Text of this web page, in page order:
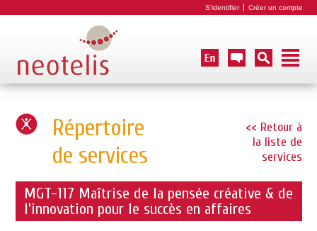
S'identifier Créer un compte
<< Retour à
la liste de
services
Répertoire
de services
MGT-117 Maîtrise de la pensée créative & de
l'innovation pour le succès en affaires